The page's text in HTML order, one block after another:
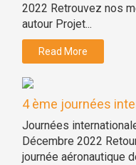
2022 Retrouvez nos
autour Projet...
Read More
4 ème journées
Journées
Décembre 2022
journée aéronautique